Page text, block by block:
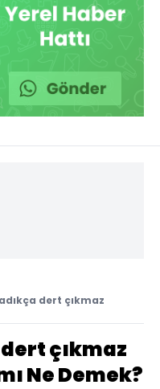
dert çıkmaz
çıkmaz
Ne Demek?